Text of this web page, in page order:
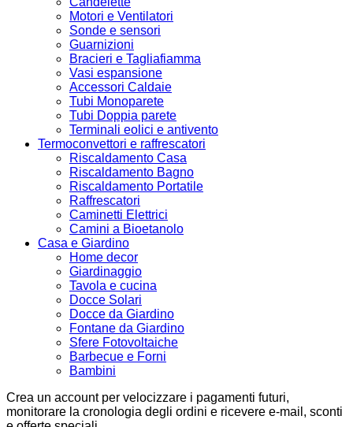
Motori e Ventilatori
Sonde e sensori
Guarnizioni
Bracieri e Tagliafiamma
Vasi espansione
Accessori Caldaie
Tubi Monoparete
Tubi Doppia parete
Terminali eolici e antivento
Termoconvettori e raffrescatori
Riscaldamento Casa
Riscaldamento Bagno
Riscaldamento Portatile
Raffrescatori
Caminetti Elettrici
Camini a Bioetanolo
Casa e Giardino
Home decor
Giardinaggio
Tavola e cucina
Docce Solari
Docce da Giardino
Fontane da Giardino
Sfere Fotovoltaiche
Barbecue e Forni
Bambini
Crea un account per velocizzare i pagamenti futuri,
monitorare la cronologia degli ordini e ricevere e-mail, sconti